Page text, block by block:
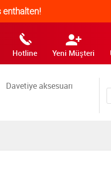
enthalten!
Hotline Yeni Müşteri
Davetiye aksesuarı